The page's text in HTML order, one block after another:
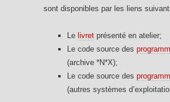
sont disponibles par les liens
Le livret présenté en atelier;
Le code source des
(archive *N*X);
Le code source des
(autres systèmes